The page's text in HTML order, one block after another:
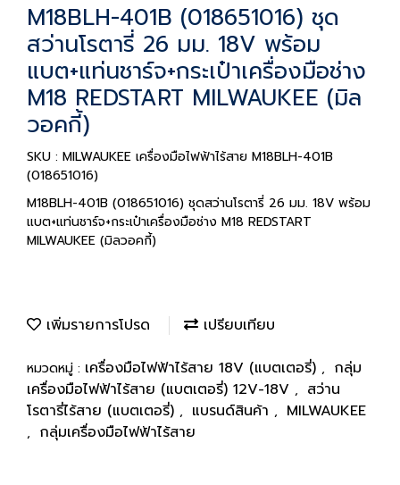
M18BLH-401B (018651016) ชุด
สว่านโรตารี่ 26 มม. 18V พร้อม
แบต+แท่นชาร์จ+กระเป๋าเครื่องมือช่าง
M18 REDSTART MILWAUKEE (มิล
วอคกี้)
SKU : MILWAUKEE เครื่องมือไฟฟ้าไร้สาย M18BLH-401B
(018651016)
M18BLH-401B (018651016) ชุดสว่านโรตารี่ 26 มม. 18V พร้อม
แบต+แท่นชาร์จ+กระเป๋าเครื่องมือช่าง M18 REDSTART
MILWAUKEE (มิลวอคกี้)
เพิ่มรายการโปรด เปรียบเทียบ
หมวดหมู่ : เครื่องมือไฟฟ้าไร้สาย 18V (แบตเตอรี่) , กลุ่ม
เครื่องมือไฟฟ้าไร้สาย (แบตเตอรี่) 12V-18V , สว่าน
โรตารี่ไร้สาย (แบตเตอรี่) , แบรนด์สินค้า , MILWAUKEE
, กลุ่มเครื่องมือไฟฟ้าไร้สาย